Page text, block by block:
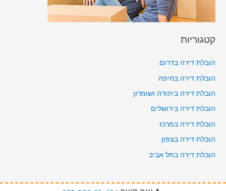
קטגוריות
הובלת דירה בדרום
הובלת דירה בחיפה
הובלת דירה ביהודה ושומרון
הובלת דירה בירושלים
הובלת דירה במרכז
הובלת דירה בצפון
הובלת דירה בתל אביב